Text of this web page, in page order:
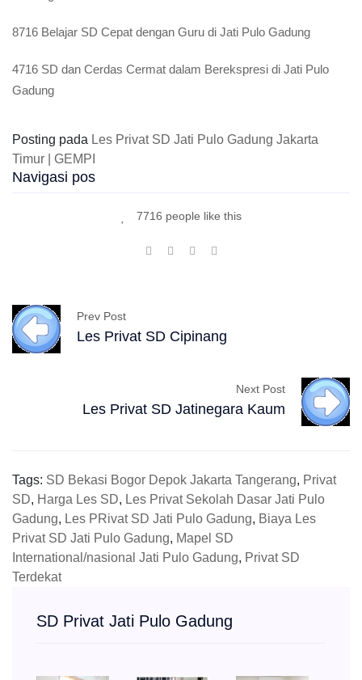
8716 Belajar SD Cepat dengan Guru di Jati Pulo Gadung
4716 SD dan Cerdas Cermat dalam Berekspresi di Jati Pulo
Gadung
Posting pada Les Privat SD Jati Pulo Gadung Jakarta
Timur | GEMPI
Navigasi pos
7716 people like this
Prev Post
Les Privat SD Cipinang
Next Post
Les Privat SD Jatinegara Kaum
Tags: SD Bekasi Bogor Depok Jakarta Tangerang, Privat
SD, Harga Les SD, Les Privat Sekolah Dasar Jati Pulo
Gadung, Les PRivat SD Jati Pulo Gadung, Biaya Les
Privat SD Jati Pulo Gadung, Mapel SD
International/nasional Jati Pulo Gadung, Privat SD
Terdekat
SD Privat Jati Pulo Gadung